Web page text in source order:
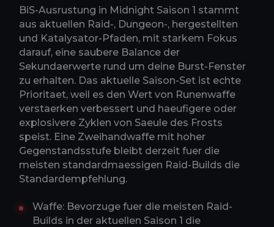
BiS-Ausrustung in Midnight Saison 1 stammt
aus aktuellen Raid-, Dungeon-, hergestellten
und Katalysator-Pfaden, mit starkem Fokus
darauf, eine saubere Balance der
Sekundaerwerte rund um deine Burst-Fenster
zu erhalten. Das aktuelle Saison-Set ist echte
Prioritaet, weil es den Wert von Runenwaffe
verstaerken verbessert und haeufigere oder
explosivere Zyklen von Saeule des Frosts
speist. Eine Zweihandwaffe mit hoher
Gegenstandsstufe bleibt derzeit fuer die
meisten standardmaessigen Raid-Builds die
Standardempfehlung.
Waffe: Bevorzuge fuer die meisten Raid-
Builds in der aktuellen Saison 1 die